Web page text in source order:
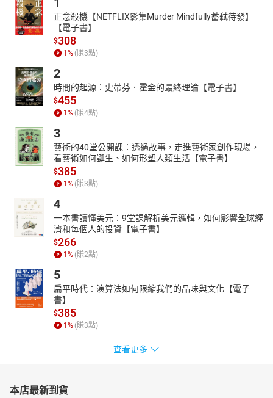
正念殺機【NETFLIX影集Murder Mindfully蓄弒待發】
【電子書】
$308
1 % (賺3點)
2
時間的起源：史蒂芬．霍金的最終理論【電子書】
$455
1 % (賺4點)
3
藝術的40堂公開課：透過故事，走進藝術家創作現場，
看藝術如何誕生、如何形塑人類生活【電子書】
$385
1 % (賺3點)
4
一本書讀懂美元：9堂課解析美元邏輯，如何影響全球經
濟和每個人的投資【電子書】
$266
1 % (賺2點)
5
扁平時代：演算法如何限縮我們的品味與文化【電子
書】
$385
1 % (賺3點)
查看更多
本店最新到貨